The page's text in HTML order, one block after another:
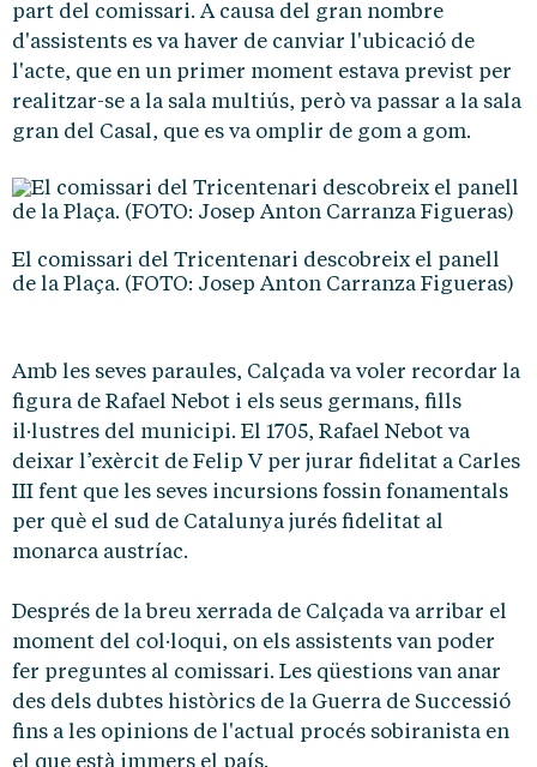
part del comissari. A causa del gran nombre
d'assistents es va haver de canviar l'ubicació de
l'acte, que en un primer moment estava previst per
realitzar-se a la sala multiús, però va passar a la sala
gran del Casal, que es va omplir de gom a gom.
El comissari del Tricentenari descobreix el panell
de la Plaça. (FOTO: Josep Anton Carranza Figueras)
Amb les seves paraules, Calçada va voler recordar la
figura de Rafael Nebot i els seus germans, fills
il·lustres del municipi. El 1705, Rafael Nebot va
deixar l’exèrcit de Felip V per jurar fidelitat a Carles
III fent que les seves incursions fossin fonamentals
per què el sud de Catalunya jurés fidelitat al
monarca austríac.
Després de la breu xerrada de Calçada va arribar el
moment del col·loqui, on els assistents van poder
fer preguntes al comissari. Les qüestions van anar
des dels dubtes històrics de la Guerra de Successió
fins a les opinions de l'actual procés sobiranista en
el que està immers el país.